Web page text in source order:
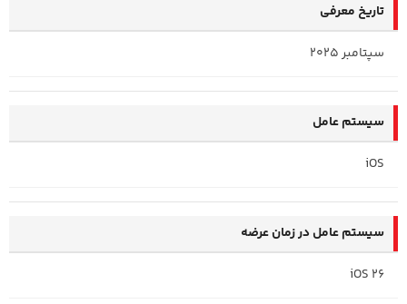
تاریخ معرفی
سپتامبر 2025
سیستم عامل
iOS
سیستم عامل در زمان عرضه
iOS 26